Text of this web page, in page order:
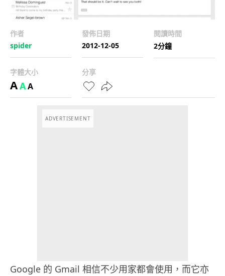
作者
spider
發佈日期
2012-12-05
閱讀時間
2分鐘
字體大小
AAA
分享
ADVERTISEMENT
Google 的 Gmail 相信不少用家都會使用，而它亦